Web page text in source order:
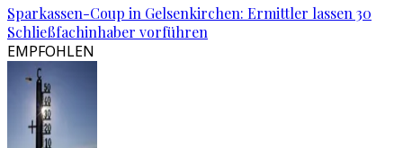
Sparkassen-Coup in Gelsenkirchen: Ermittler lassen 30
Schließfachinhaber vorführen
EMPFOHLEN